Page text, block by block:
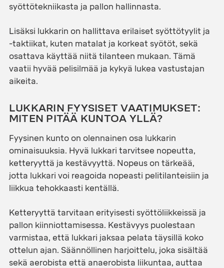
syöttötekniikasta ja pallon hallinnasta.
Lisäksi lukkarin on hallittava erilaiset syöttötyylit ja
-taktiikat, kuten matalat ja korkeat syötöt, sekä
osattava käyttää niitä tilanteen mukaan. Tämä
vaatii hyvää pelisilmää ja kykyä lukea vastustajan
aikeita.
LUKKARIN FYYSISET VAATIMUKSET:
MITEN PITÄÄ KUNTOA YLLÄ?
Fyysinen kunto on olennainen osa lukkarin
ominaisuuksia. Hyvä lukkari tarvitsee nopeutta,
ketteryyttä ja kestävyyttä. Nopeus on tärkeää,
jotta lukkari voi reagoida nopeasti pelitilanteisiin ja
liikkua tehokkaasti kentällä.
Ketteryyttä tarvitaan erityisesti syöttöliikkeissä ja
pallon kiinniottamisessa. Kestävyys puolestaan
varmistaa, että lukkari jaksaa pelata täysillä koko
ottelun ajan. Säännöllinen harjoittelu, joka sisältää
sekä aerobista että anaerobista liikuntaa, auttaa